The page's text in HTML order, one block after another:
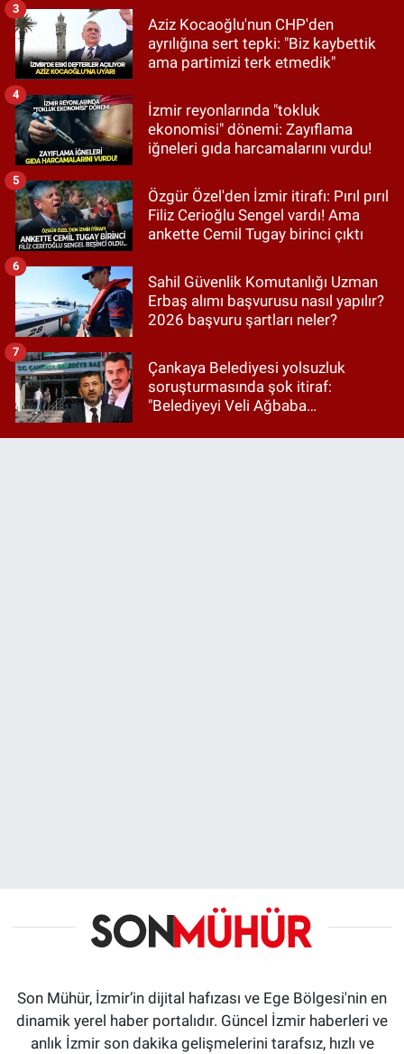
Aziz Kocaoğlu'nun CHP'den
ayrılığına sert tepki: "Biz kaybettik
ama partimizi terk etmedik"
3
İzmir reyonlarında "tokluk
ekonomisi" dönemi: Zayıflama
iğneleri gıda harcamalarını vurdu!
4
Özgür Özel'den İzmir itirafı: Pırıl pırıl
Filiz Cerioğlu Sengel vardı! Ama
ankette Cemil Tugay birinci çıktı
5
Sahil Güvenlik Komutanlığı Uzman
Erbaş alımı başvurusu nasıl yapılır?
2026 başvuru şartları neler?
6
Çankaya Belediyesi yolsuzluk
soruşturmasında şok itiraf:
"Belediyeyi Veli Ağbaba
7
Son Mühür, İzmir’in dijital hafızası ve Ege Bölgesi'nin en
dinamik yerel haber portalıdır. Güncel İzmir haberleri ve
anlık İzmir son dakika gelişmelerini tarafsız, hızlı ve